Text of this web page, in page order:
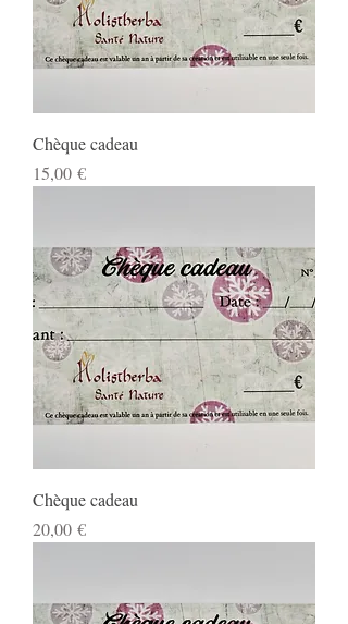
Chèque cadeau
Prix
15,00 €
Chèque cadeau
Prix
20,00 €